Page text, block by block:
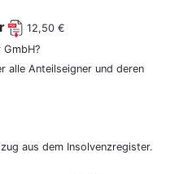
12,50 €
alle Anteilseigner und deren
aus dem Insolvenzregister.